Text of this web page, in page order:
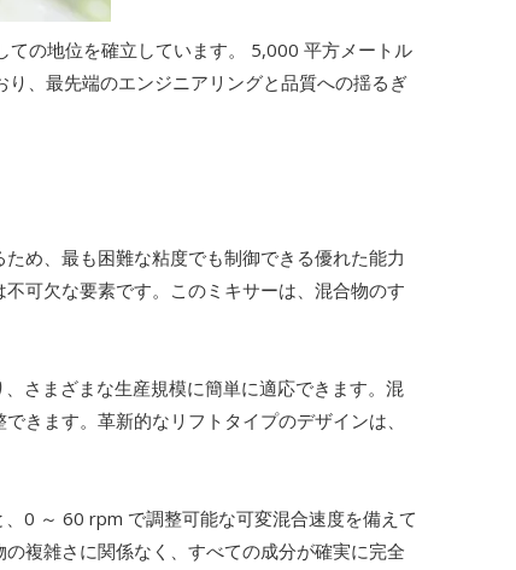
の地位を確立しています。 5,000 平方メートル
、最先端のエンジニアリングと品質への揺るぎ
め、最も困難な粘度でも制御できる優れた能力
可欠な要素です。このミキサーは、混合物のす
さまざまな生産規模に簡単に適応できます。混
きます。革新的なリフトタイプのデザインは、
0 ～ 60 rpm で調整可能な可変混合速度を備えて
複雑さに関係なく、すべての成分が確実に完全